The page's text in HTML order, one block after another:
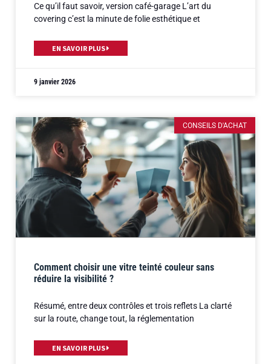
Ce qu’il faut savoir, version café-garage L’art du
covering c’est la minute de folie esthétique et
EN SAVOIR PLUS
9 janvier 2026
CONSEILS D'ACHAT
Comment choisir une vitre teinté couleur sans
réduire la visibilité ?
Résumé, entre deux contrôles et trois reflets La clarté
sur la route, change tout, la réglementation
EN SAVOIR PLUS